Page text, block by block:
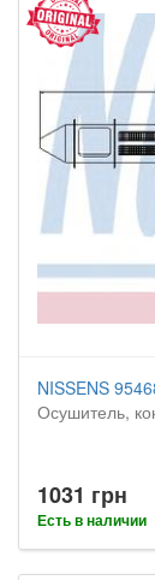
NISSENS
Осушитель,
1031 грн
Есть в наличии